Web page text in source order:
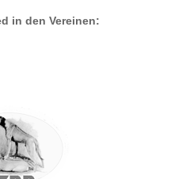
in den Vereinen: